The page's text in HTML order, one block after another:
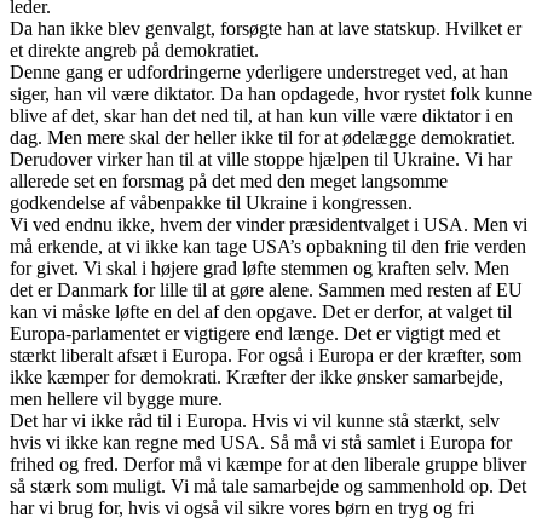
leder.
Da han ikke blev genvalgt, forsøgte han at lave statskup. Hvilket er
et direkte angreb på demokratiet.
Denne gang er udfordringerne yderligere understreget ved, at han
siger, han vil være diktator. Da han opdagede, hvor rystet folk kunne
blive af det, skar han det ned til, at han kun ville være diktator i en
dag. Men mere skal der heller ikke til for at ødelægge demokratiet.
Derudover virker han til at ville stoppe hjælpen til Ukraine. Vi har
allerede set en forsmag på det med den meget langsomme
godkendelse af våbenpakke til Ukraine i kongressen.
Vi ved endnu ikke, hvem der vinder præsidentvalget i USA. Men vi
må erkende, at vi ikke kan tage USA’s opbakning til den frie verden
for givet. Vi skal i højere grad løfte stemmen og kraften selv. Men
det er Danmark for lille til at gøre alene. Sammen med resten af EU
kan vi måske løfte en del af den opgave. Det er derfor, at valget til
Europa-parlamentet er vigtigere end længe. Det er vigtigt med et
stærkt liberalt afsæt i Europa. For også i Europa er der kræfter, som
ikke kæmper for demokrati. Kræfter der ikke ønsker samarbejde,
men hellere vil bygge mure.
Det har vi ikke råd til i Europa. Hvis vi vil kunne stå stærkt, selv
hvis vi ikke kan regne med USA. Så må vi stå samlet i Europa for
frihed og fred. Derfor må vi kæmpe for at den liberale gruppe bliver
så stærk som muligt. Vi må tale samarbejde og sammenhold op. Det
har vi brug for, hvis vi også vil sikre vores børn en tryg og fri